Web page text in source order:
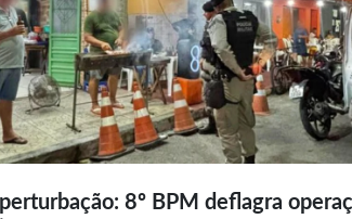
8º BPM deflagra